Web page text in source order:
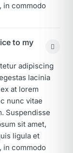
in commodo
to my
adipiscing
lacinia
at lorem
nunc vitae
Suspendisse
sit amet,
ligula et
in commodo